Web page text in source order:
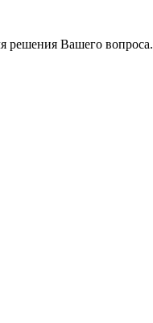
решения Вашего вопроса.